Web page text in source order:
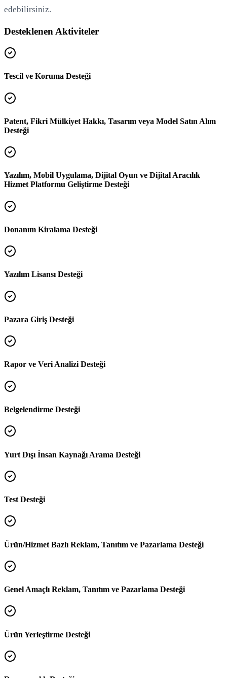
edebilirsiniz.
Desteklenen Aktiviteler
Tescil ve Koruma Desteği
Patent, Fikri Mülkiyet Hakkı, Tasarım veya Model Satın Alım
Desteği
Yazılım, Mobil Uygulama, Dijital Oyun ve Dijital Aracılık
Hizmet Platformu Geliştirme Desteği
Donanım Kiralama Desteği
Yazılım Lisansı Desteği
Pazara Giriş Desteği
Rapor ve Veri Analizi Desteği
Belgelendirme Desteği
Yurt Dışı İnsan Kaynağı Arama Desteği
Test Desteği
Ürün/Hizmet Bazlı Reklam, Tanıtım ve Pazarlama Desteği
Genel Amaçlı Reklam, Tanıtım ve Pazarlama Desteği
Ürün Yerleştirme Desteği